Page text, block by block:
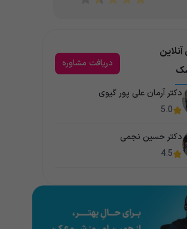
دریافت مشاوره
دکتر آرمان علی پور گیوی
5.0
دکتر حسین نجمی
4.5